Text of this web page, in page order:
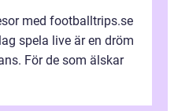
med footballtrips.se
spela live är en dröm
För de som älskar